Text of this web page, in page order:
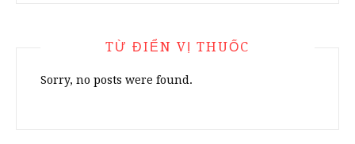
TỪ ĐIỂN VỊ THUỐC
Sorry, no posts were found.